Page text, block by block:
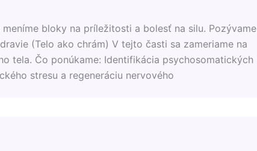
bloky na príležitosti a bolesť na silu. Pozývame
(Telo ako chrám) ​V tejto časti sa zameriame na
tela. ​Čo ponúkame: Identifikácia psychosomatických
stresu a regeneráciu nervového